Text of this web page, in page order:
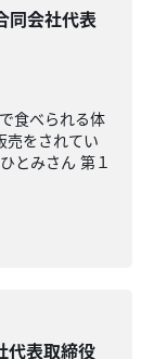
同会社代表
食べられる体
売をされてい
とみさん 第１
代表取締役